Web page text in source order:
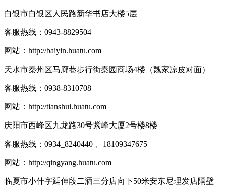
白银市白银区人民路新华书店大楼5层
客服热线： 0943-8829504
网站： http://baiyin.huatu.com
天水市秦州区马廊巷步行街秦园商场4楼（魏家凉皮对面）
客服热线： 0938-8310708
网站： http://tianshui.huatu.com
庆阳市西峰区九龙路30号紫峰大厦2号楼8楼
客服热线： 0934_8240440 、18109347675
网站： http://qingyang.huatu.com
临夏市小什字延伸段二洒三分店向下50米安东尼理发店隔壁